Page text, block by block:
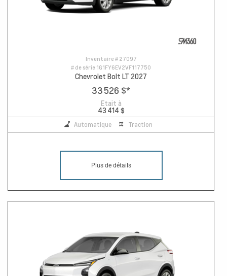
Inventaire # 27097
# de série 1G1FY6EV2VF117750
Chevrolet Bolt LT 2027
33 526 $*
Etait à
43 414 $
Automatique Traction
Plus de détails